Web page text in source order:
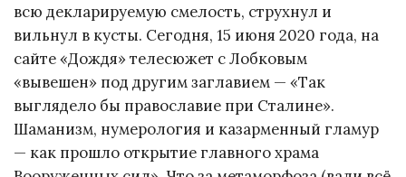
всю декларируемую смелость, струхнул и
вильнул в кусты. Сегодня, 15 июня 2020 года, на
сайте «Дождя» телесюжет с Лобковым
«вывешен» под другим заглавием — «Так
выглядело бы православие при Сталине».
Шаманизм, нумерология и казарменный гламур
— как прошло открытие главного храма